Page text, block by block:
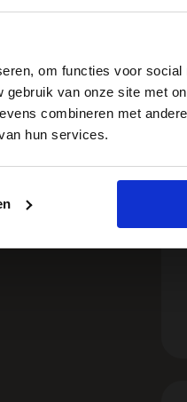
om functies voor social
van onze site met
combineren met
hun services.